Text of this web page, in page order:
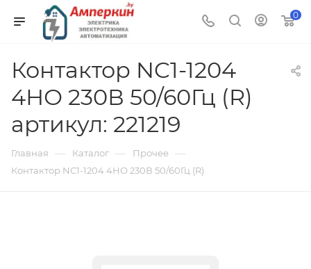
0
Контактор NC1-1204
4НО 230В 50/60Гц (R)
артикул: 221219
Главная — Каталог — Прочее —
Контактор NC1-1204 4НО 230В 50/60Гц (R)